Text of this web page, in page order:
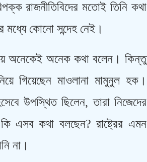
রাজনীতিবিদের মতোই তিনি কথা
মধ্যে কোনো সন্দেহ নেই।
অনেকেই অনেক কথা বলেন। কিন্তু
গিয়েছেন মাওলানা মামুনুল হক।
উপস্থিত ছিলেন, তারা নিজেদের
এসব কথা বলছেন? রাষ্ট্রের এমন
না।